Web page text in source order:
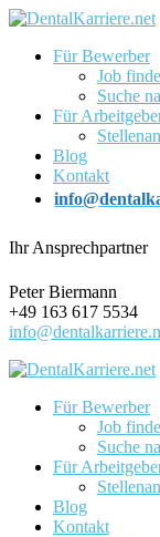
Für Bewerber
Job
Suche
Für
Blog
Kontakt
Ihr Ansprechpartner
Peter Biermann
+49 163 617 5534
Für Bewerber
Job
Suche
Für
Blog
Kontakt